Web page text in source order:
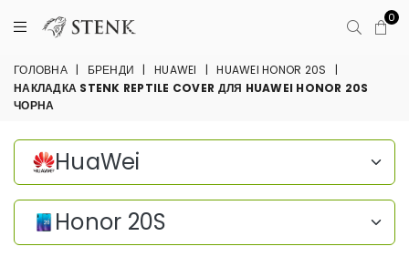
0
ГОЛОВНА | БРЕНДИ | HUAWEI | HUAWEI HONOR 20S
|
НАКЛАДКА STENK REPTILE COVER ДЛЯ HUAWEI HONOR 20S
ЧОРНА
HuaWei
Honor 20S